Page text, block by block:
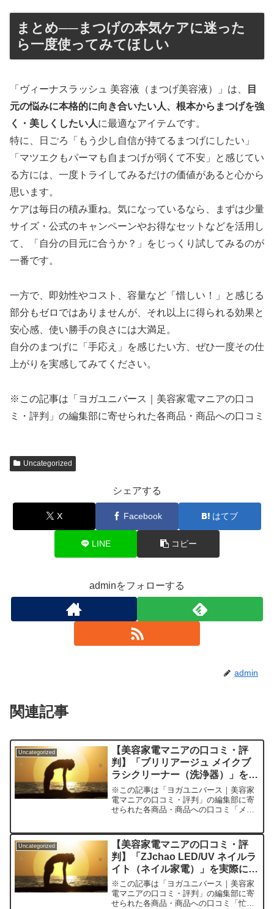
まとめ──まつげの本気ケアに迷った
ら一度使ってみてほしい
「ヴィーナスラッシュ 美容液（まつげ美容液）」は、
目
元の悩みに本格的に向き合いたい人、根本からまつげを強
く・美しくしたい人に最適なアイテムです。
特に、日ごろ「もう少し自信が持てるまつげにしたい」
「マツエクもパーマも自まつげが弱くて不安」と感じてい
る方には、一度トライしてみるだけの価値があると心から
思います。
ケアは毎日の積み重ね。気になっているなら、まずは少量
サイズ・公式のキャンペーンやお得なセットなどを活用し
て、「自分の目元に合うか？」をじっくり試してみるのが
一番です。
一方で、即効性やコスト、容量など「惜しい！」と感じる
部分もゼロではありませんが、それ以上に得られる効果と
安心感、使い勝手の良さには大満足。
自分のまつげに「手応え」を感じたい方、ぜひ一度その仕
上がりを実感してみてください。
※この記事は「ヨガユニバース｜美容家電マニアの口コ
ミ・評判」の編集部に寄せられた各商品・商品への口コミ
Uncategorized
シェアする
X Facebook はてブ
LINE コピー
adminをフォローする
admin
関連記事
Uncategorized
【美容家電マニアの口コミ・評
判】「ブリリアージュ メイクブ
ラシクリーナー（洗浄器）」を実
際に使ってみた正直感想
※この記事は「ヨガユニバース｜美容家
電マニアの口コミ・評判」の編集部に寄
せられた各商品・商品への口コミ「メイ
わらず、どうしても後回しになってしま
うのがメイクブラシの洗浄...
Uncategorized
【美容家電マニアの口コミ・評
判】「ZJchao LED/UV ネイルラ
イト（ネイル家電）」を実際に使
ってみた正直感想
※この記事は「ヨガユニバース｜美容家
電マニアの口コミ・評判」の編集部に寄
せられた各商品・商品への口コミ「忙し